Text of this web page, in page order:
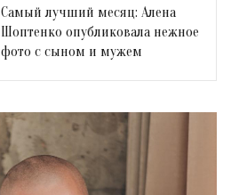
Самый лучший месяц: Алена
Шоптенко опубликовала нежное
фото с сыном и мужем